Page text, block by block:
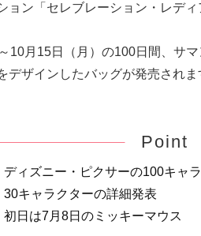
ョン「セレブレーション・レディ
10月15日（月）の100日間、サ
デザインしたバッグが発売されま
Point
ディズニー・ピクサーの100キャ
30キャラクターの詳細発表
初日は7月8日のミッキーマウス